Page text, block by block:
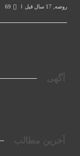
روضه, 17 سال قبل 69